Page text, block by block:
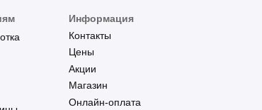
Информация
Контакты
Цены
Акции
Магазин
Онлайн-оплата